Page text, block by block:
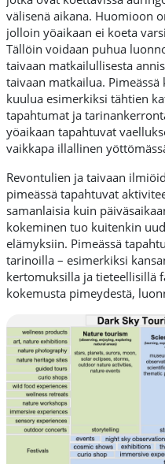
välisenä aikana. Huomioon
jolloin yöaikaan ei koeta
Tällöin voidaan puhua
taivaan matkailullisesta
taivaan matkailua.
kuulua esimerkiksi tähtien
tapahtumat ja
yöaikaan tapahtuvat
vaikkapa illallinen
Revontulien ja taivaan
pimeässä tapahtuvat
samanlaisia kuin
kokeminen tuo kuitenkin
elämyksiin. Pimeässä
tarinoilla – esimerkiksi
kertomuksilla ja tieteellisillä
kokemusta pimeydestä,